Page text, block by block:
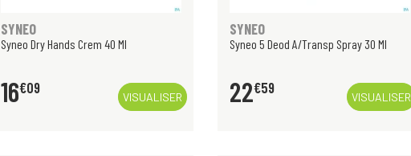
SYNEO
Syneo Dry Hands Crem 40 Ml
16€09
VISUALISER
SYNEO
Syneo 5 Deod A/Transp Spray 30 Ml
22€59
VISUALISER